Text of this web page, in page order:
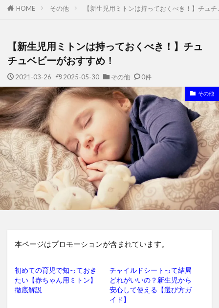
HOME その他 【新生児用ミトンは持っておくべき！】チュ
【新生児用ミトンは持っておくべき！】チュ
チュベビーがおすすめ！
2021-03-26 2025-05-30 その他 0件
その他
本ページはプロモーションが含まれています。
初めての育児で知っておき
たい【赤ちゃん用ミトン】
徹底解説
チャイルドシートって結局
どれがいいの？新生児から
安心して使える【選び方ガ
イド】